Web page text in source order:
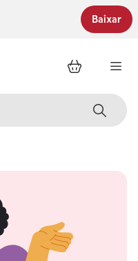
Baixar